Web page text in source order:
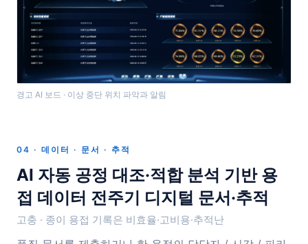
경고 AI 보드 · 이상 중단 위치 파악과 알림
04 · 데이터 · 문서 · 추적
AI 자동 공정 대조·적합 분석 기반 용
접 데이터 전주기 디지털 문서·추적
고충 · 종이 용접 기록은 비효율·고비용·추적난